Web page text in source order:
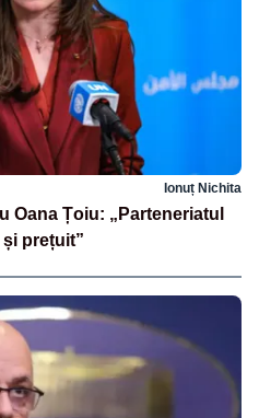
Ionuț Nichita
Oana Țoiu: „Parteneriatul
prețuit”